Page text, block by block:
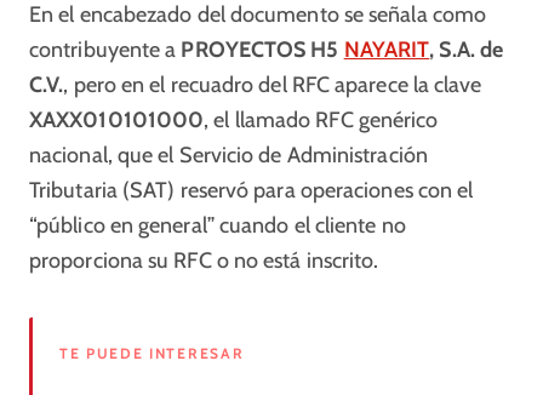
En el encabezado del documento se señala como
contribuyente a PROYECTOS H5 NAYARIT, S.A. de
C.V., pero en el recuadro del RFC aparece la clave
XAXX010101000, el llamado RFC genérico
nacional, que el Servicio de Administración
Tributaria (SAT) reservó para operaciones con el
“público en general” cuando el cliente no
proporciona su RFC o no está inscrito.
TE PUEDE INTERESAR